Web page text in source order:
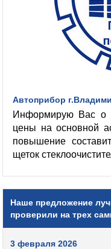
Автоприбор
Информирую Вас о
цены на основной
повышение
щеток
Наше предложение
проверили на трех
3 февраля 2026